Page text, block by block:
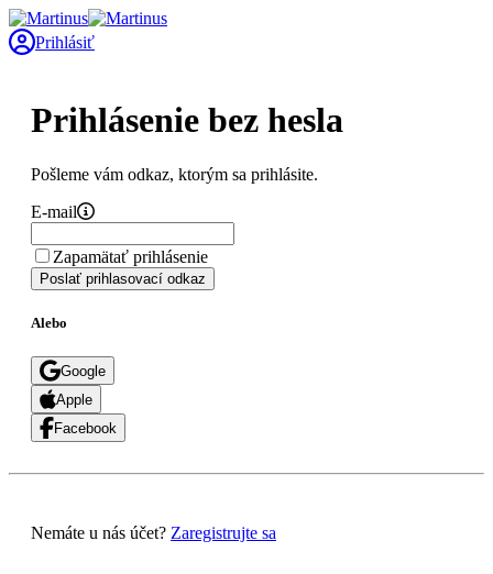
Prihlásiť
Prihlásenie bez hesla
Pošleme vám odkaz, ktorým sa prihlásite.
E-mail
Zapamätať prihlásenie
Poslať prihlasovací odkaz
Alebo
Google
Apple
Facebook
Nemáte u nás účet? Zaregistrujte sa